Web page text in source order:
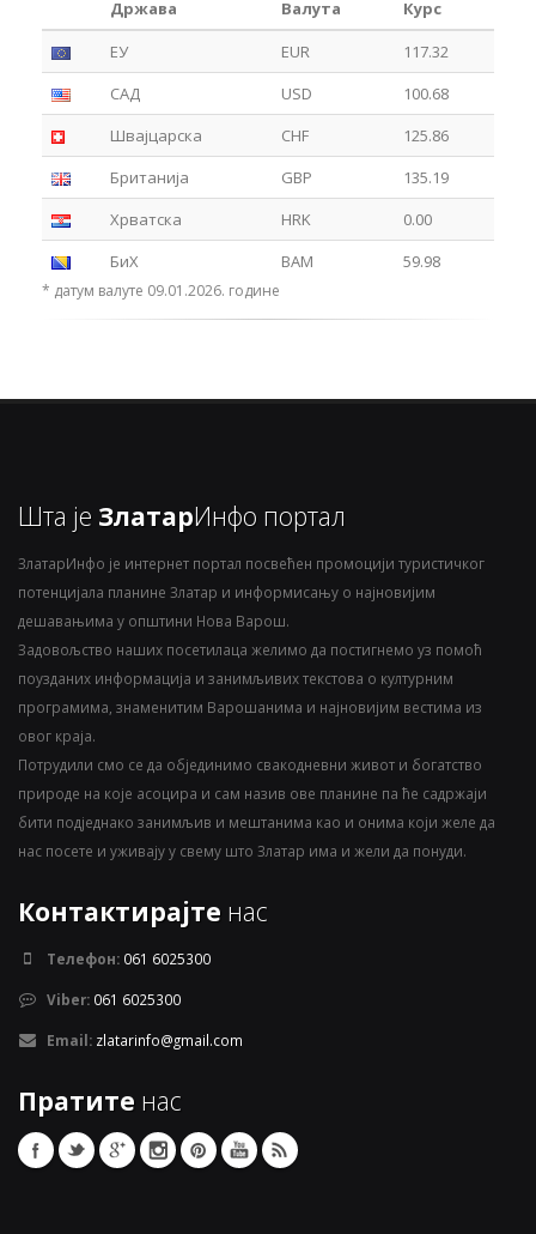
Држава Валута
Курс
ЕУ
EUR
117.32
САД
USD
100.68
Швајцарска
CHF
125.86
Британија
GBP
135.19
Хрватска
HRK
0.00
БиХ
BAM 59.98
* датум валуте 09.01.2026. године
Шта је ЗлатарИнфо портал
ЗлатарИнфо је интернет портал посвећен промоцији туристичког
потенцијала планине Златар и информисању о најновијим
дешавањима у општини Нова Варош.
Задовољство наших посетилаца желимо да постигнемо уз помоћ
поузданих информација и занимљивих текстова о културним
програмима, знаменитим Варошанима и најновијим вестима из
овог краја.
Потрудили смо се да објединимо свакодневни живот и богатство
природе на које асоцира и сам назив ове планине па ће садржаји
бити подједнако занимљив и мештанима као и онима који желе да
нас посете и уживају у свему што Златар има и жели да понуди.
Контактирајте нас
Телефон: 061 6025300
Viber: 061 6025300
Email: zlatarinfo@gmail.com
Пратите нас